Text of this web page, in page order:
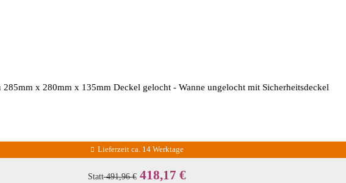
285mm x 280mm x 135mm Deckel gelocht - Wanne ungelocht mit Sicherheitsdeckel
Lieferzeit ca. 14 Werktage
Statt491,96 € 418,17 €